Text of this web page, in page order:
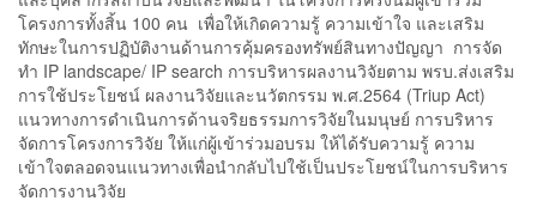
โครงการทั้งสิ้น 100 คน เพื่อให้เกิดความรู้ ความเข้าใจ และเสริม
ทักษะในการปฏิบัติงานด้านการคุ้มครองทรัพย์สินทางปัญญา การจัด
ทำ IP landscape/ IP search การบริหารผลงานวิจัยตาม พรบ.ส่งเสริม
การใช้ประโยชน์ ผลงานวิจัยและนวัตกรรม พ.ศ.2564 (Triup Act)
แนวทางการดำเนินการด้านจริยธรรมการวิจัยในมนุษย์ การบริหาร
จัดการโครงการวิจัย ให้แก่ผู้เข้าร่วมอบรม ให้ได้รับความรู้ ความ
เข้าใจตลอดจนแนวทางเพื่อนำกลับไปใช้เป็นประโยชน์ในการบริหาร
จัดการงานวิจัย